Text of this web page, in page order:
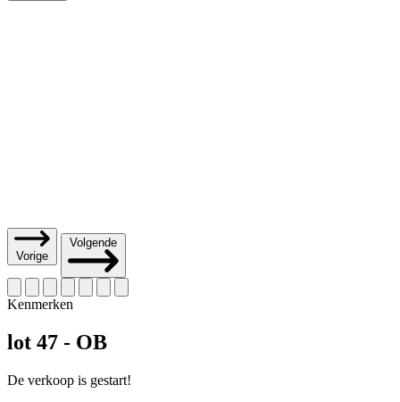
Vorige
Volgende
Kenmerken
lot 47 - OB
De verkoop is gestart!